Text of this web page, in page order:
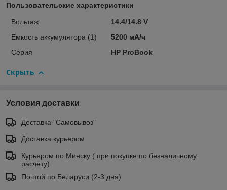
Пользовательские характеристики
Вольтаж
14.4/14.8 V
Емкость аккумулятора (1)
5200 мА/ч
Серия
HP ProBook
Скрыть
Условия доставки
Доставка "Самовывоз"
Доставка курьером
Курьером по Минску ( при покупке по безналичному
расчёту)
Почтой по Беларуси (2-3 дня)